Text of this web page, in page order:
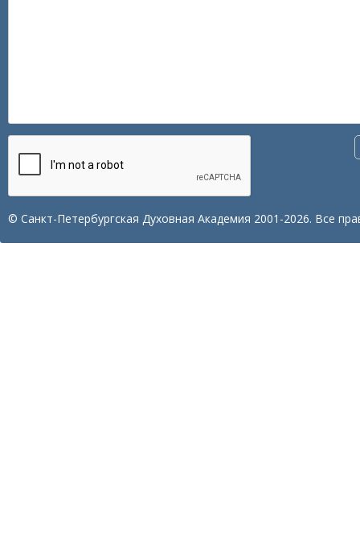
© Санкт-Петербургская Духовная Академия 2001-2026. Все